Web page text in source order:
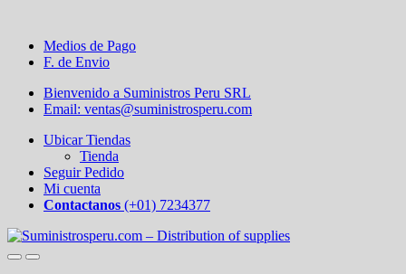
Medios de Pago
F. de Envio
Bienvenido a Suministros Peru SRL
Email: ventas@suministrosperu.com
Ubicar Tiendas
Tienda
Seguir Pedido
Mi cuenta
Contactanos (+01) 7234377